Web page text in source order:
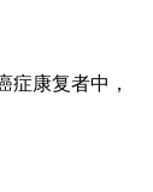
症康复者中，